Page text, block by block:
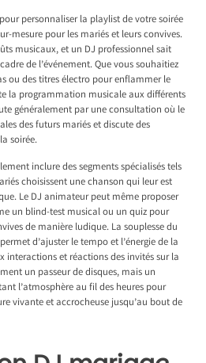
personnaliser la playlist de votre soirée
mesure pour les mariés et leurs convives.
musicaux, et un DJ professionnel sait
de l’événement. Que vous souhaitiez
ou des titres électro pour enflammer le
la programmation musicale aux différents
généralement par une consultation où le
des futurs mariés et discute des
soirée.
inclure des segments spécialisés tels
choisissent une chanson qui leur est
Le DJ animateur peut même proposer
un blind-test musical ou un quiz pour
de manière ludique. La souplesse du
d’ajuster le tempo et l’énergie de la
interactions et réactions des invités sur la
un passeur de disques, mais un
l’atmosphère au fil des heures pour
vivante et accrocheuse jusqu’au bout de